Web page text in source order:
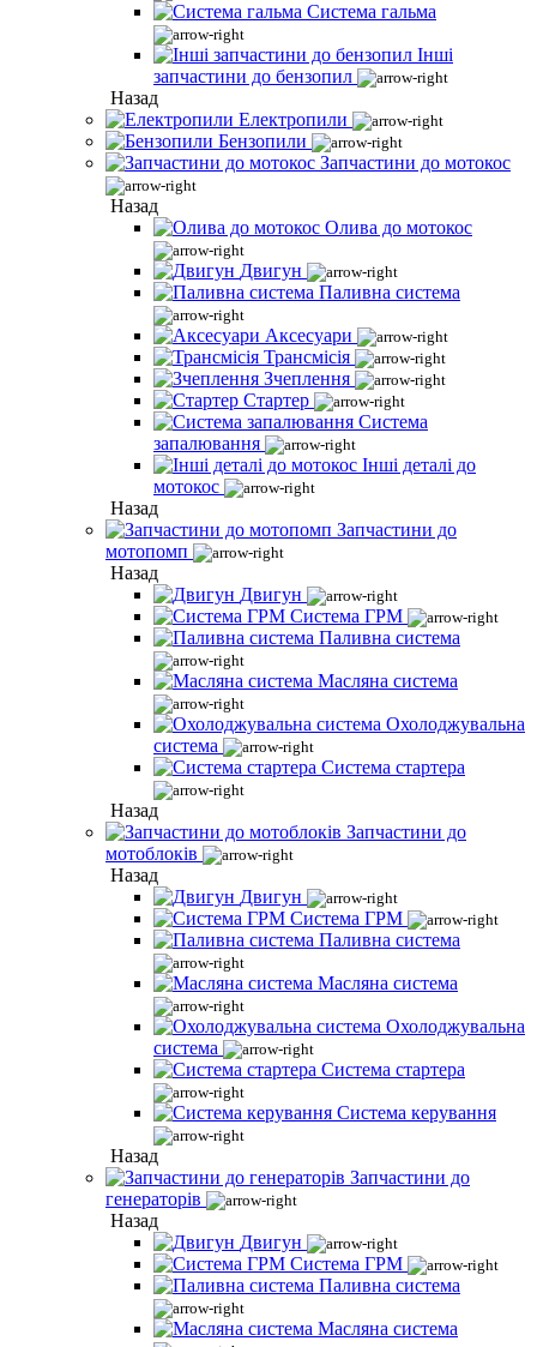
Система гальма
Інші
запчастини до бензопил
Назад
Електропили
Бензопили
Запчастини до мотокос
Назад
Олива до мотокос
Двигун
Паливна система
Аксесуари
Трансмісія
Зчеплення
Стартер
Система
запалювання
Інші деталі до
мотокос
Назад
Запчастини до
мотопомп
Назад
Двигун
Система ГРМ
Паливна система
Масляна система
Охолоджувальна
система
Система стартера
Назад
Запчастини до
мотоблоків
Назад
Двигун
Система ГРМ
Паливна система
Масляна система
Охолоджувальна
система
Система стартера
Система керування
Назад
Запчастини до
генераторів
Назад
Двигун
Система ГРМ
Паливна система
Масляна система